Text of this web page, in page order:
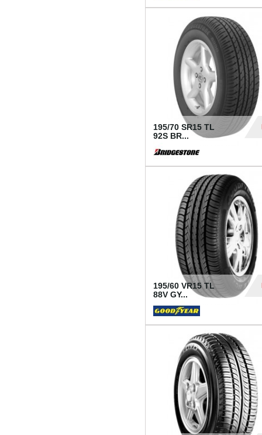
195/70 SR15 TL
92S BR...
195/60 VR15 TL
88V GY...